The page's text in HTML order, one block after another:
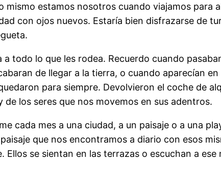
estamos nosotros cuando viajamos para
con ojos nuevos. Estaría bien disfrazarse de
todo lo que les rodea. Recuerdo cuando
de llegar a la tierra, o cuando aparecían en
para siempre. Devolvieron el coche de
los seres que nos movemos en sus adentros.
cada mes a una ciudad, a un paisaje o a una
que nos encontramos a diario con esos
se sientan en las terrazas o escuchan a ese